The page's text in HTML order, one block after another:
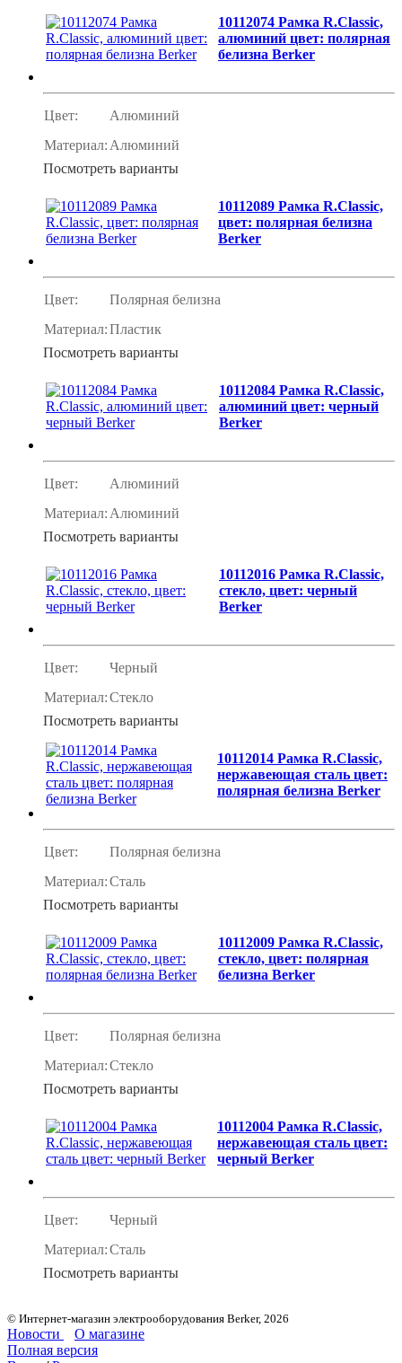
10112074 Рамка R.Classic,
алюминий цвет: полярная
белизна Berker
Цвет:
Алюминий
Материал: Алюминий
Посмотреть варианты
10112089 Рамка R.Classic,
цвет: полярная белизна
Berker
Цвет:
Полярная белизна
Материал:Пластик
Посмотреть варианты
10112084 Рамка R.Classic,
алюминий цвет: черный
Berker
Цвет:
Алюминий
Материал: Алюминий
Посмотреть варианты
10112016 Рамка R.Classic,
стекло, цвет: черный
Berker
Цвет:
Черный
Материал:Стекло
Посмотреть варианты
10112014 Рамка R.Classic,
нержавеющая сталь цвет:
полярная белизна Berker
Цвет:
Полярная белизна
Материал:Сталь
Посмотреть варианты
10112009 Рамка R.Classic,
стекло, цвет: полярная
белизна Berker
Цвет:
Полярная белизна
Материал:Стекло
Посмотреть варианты
10112004 Рамка R.Classic,
нержавеющая сталь цвет:
черный Berker
Цвет:
Черный
Материал:Сталь
Посмотреть варианты
© Интернет-магазин электрооборудования Berker, 2026
Новости
О магазине
Полная версия